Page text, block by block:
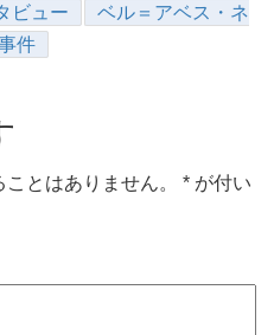
ビュー
ベル＝アベス・ネ
件
とはありません。 * が付い